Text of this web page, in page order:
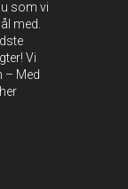
som vi
med.
Vi
– Med